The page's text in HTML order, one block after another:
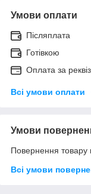
Умови оплати
Післяплата
Готівкою
Оплата за
Всі умови оплати
Умови
Повернення товару
Всі умови